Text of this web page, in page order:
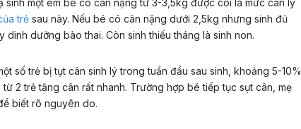
trẻ sau này. Nếu bé có cân nặng dưới 2,5kg nhưng sinh đủ
dinh dưỡng bào thai. Còn sinh thiếu tháng là sinh non.
số trẻ bị tụt cân sinh lý trong tuần đầu sau sinh, khoảng 5-10%
2 trẻ tăng cân rất nhanh. Trường hợp bé tiếp tục sụt cân, mẹ
biết rõ nguyên do.